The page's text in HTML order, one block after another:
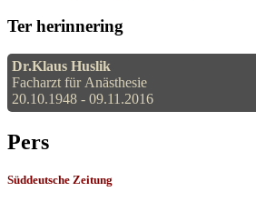
Ter herinnering
Dr.Klaus Huslik
Facharzt für Anästhesie
20.10.1948 - 09.11.2016
Pers
Süddeutsche Zeitung